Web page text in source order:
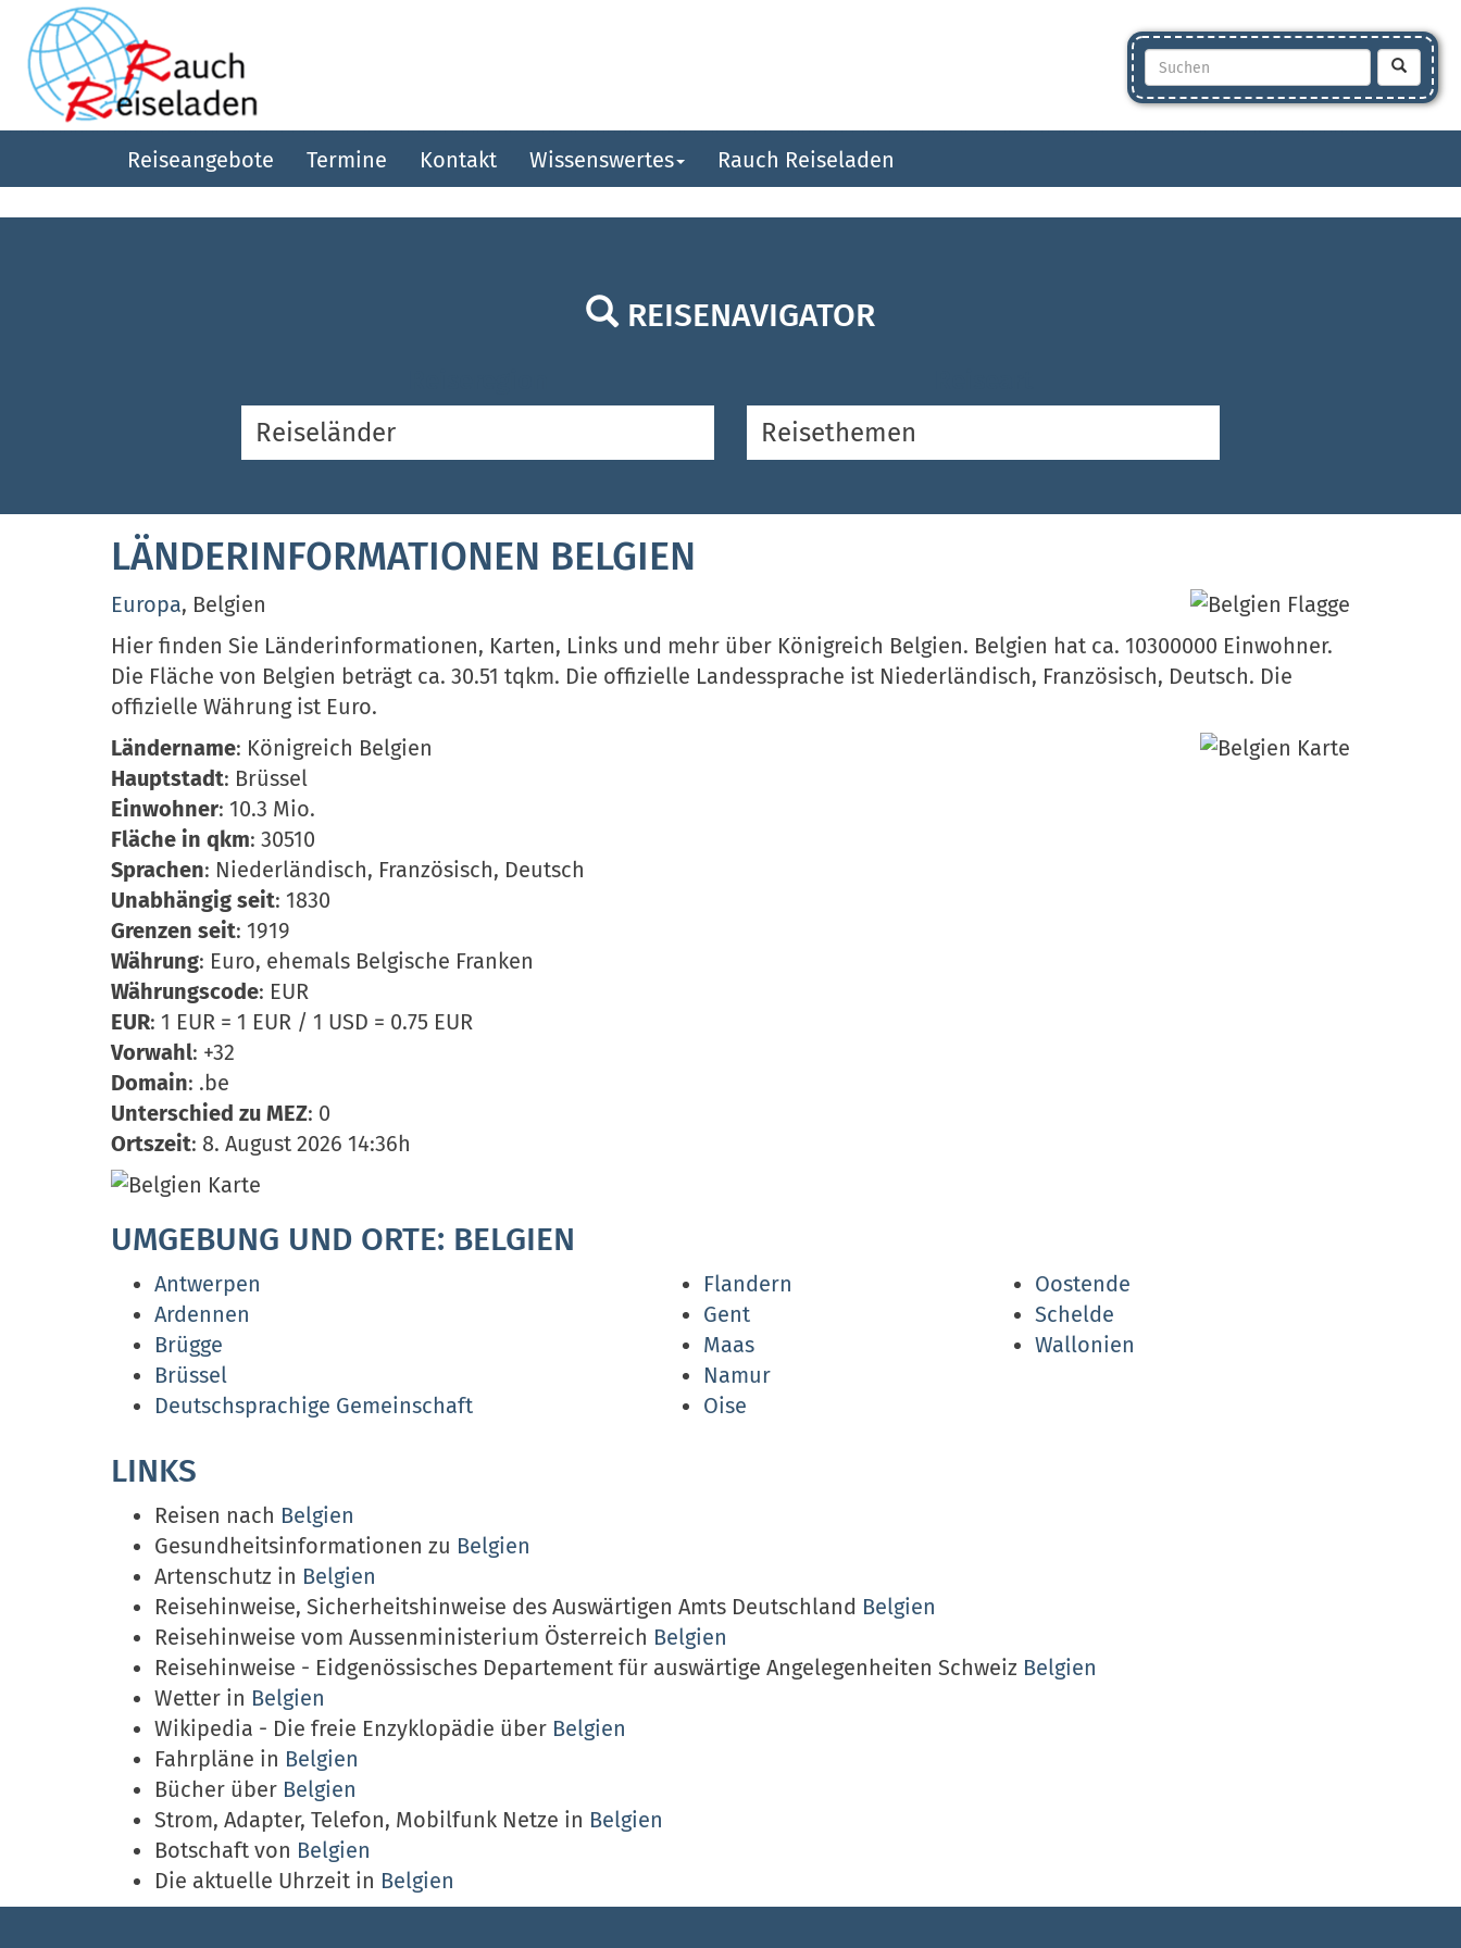
Reiseangebote Termine Kontakt Wissenswertes Rauch Reiseladen
REISENAVIGATOR
LÄNDERINFORMATIONEN BELGIEN
Europa, Belgien
Hier finden Sie Länderinformationen, Karten, Links und mehr über Königreich Belgien. Belgien hat ca. 10300000 Einwohner.
Die Fläche von Belgien beträgt ca. 30.51 tqkm. Die offizielle Landessprache ist Niederländisch, Französisch, Deutsch. Die
offizielle Währung ist Euro.
Ländername: Königreich Belgien
Hauptstadt: Brüssel
Einwohner: 10.3 Mio.
Fläche in qkm: 30510
Sprachen: Niederländisch, Französisch, Deutsch
Unabhängig seit: 1830
Grenzen seit: 1919
Währung: Euro, ehemals Belgische Franken
Währungscode: EUR
EUR: 1 EUR = 1 EUR / 1 USD = 0.75 EUR
Vorwahl: +32
Domain: .be
Unterschied zu MEZ: 0
Ortszeit: 8. August 2026 14:36h
UMGEBUNG UND ORTE: BELGIEN
Antwerpen
Ardennen
Brügge
Brüssel
Deutschsprachige Gemeinschaft
Flandern
Gent
Maas
Namur
Oise
Oostende
Schelde
Wallonien
LINKS
Reisen nach Belgien
Gesundheitsinformationen zu Belgien
Artenschutz in Belgien
Reisehinweise, Sicherheitshinweise des Auswärtigen Amts Deutschland Belgien
Reisehinweise vom Aussenministerium Österreich Belgien
Reisehinweise - Eidgenössisches Departement für auswärtige Angelegenheiten Schweiz Belgien
Wetter in Belgien
Wikipedia - Die freie Enzyklopädie über Belgien
Fahrpläne in Belgien
Bücher über Belgien
Strom, Adapter, Telefon, Mobilfunk Netze in Belgien
Botschaft von Belgien
Die aktuelle Uhrzeit in Belgien